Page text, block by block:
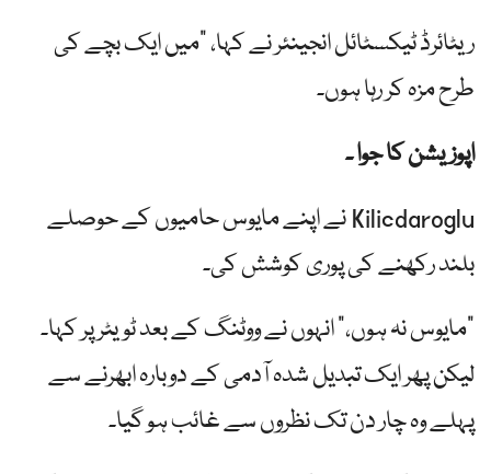
ریٹائرڈ ٹیکسٹائل انجینئر نے کہا، "میں ایک بچے کی
طرح مزہ کر رہا ہوں۔
اپوزیشن کا جوا ۔
Kilicdaroglu نے اپنے مایوس حامیوں کے حوصلے
بلند رکھنے کی پوری کوشش کی۔
"مایوس نہ ہوں،” انہوں نے ووٹنگ کے بعد ٹویٹر پر کہا۔
لیکن پھر ایک تبدیل شدہ آدمی کے دوبارہ ابھرنے سے
پہلے وہ چار دن تک نظروں سے غائب ہو گیا۔